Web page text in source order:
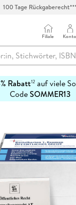
100 Tage
Filiale Konto
Rabatt12auf viele
CodeSOMMER13